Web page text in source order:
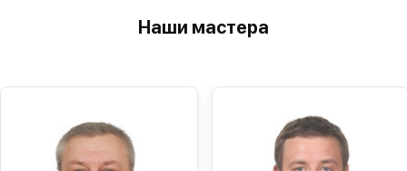
Наши мастера